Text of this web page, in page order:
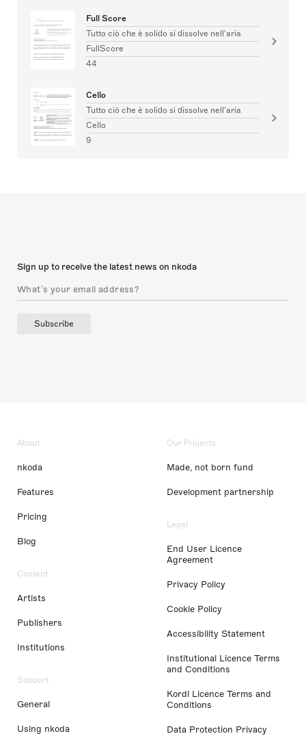
Full Score
Tutto ciò che è solido si dissolve nell'aria
FullScore
44
Cello
Tutto ciò che è solido si dissolve nell'aria
Cello
9
Sign up to receive the latest news on nkoda
Subscribe
About
nkoda
Features
Pricing
Blog
Content
Artists
Publishers
Institutions
Support
General
Using nkoda
Our Projects
Made, not born fund
Development partnership
Legal
End User Licence
Agreement
Privacy Policy
Cookie Policy
Accessibility Statement
Institutional Licence Terms
and Conditions
Kordl Licence Terms and
Conditions
Data Protection Privacy